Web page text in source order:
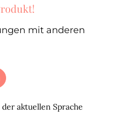
mit anderen
aktuellen Sprache